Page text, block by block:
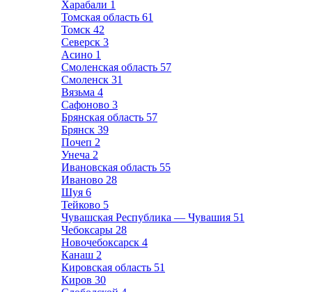
Харабали 1
Томская область 61
Томск 42
Северск 3
Асино 1
Смоленская область 57
Смоленск 31
Вязьма 4
Сафоново 3
Брянская область 57
Брянск 39
Почеп 2
Унеча 2
Ивановская область 55
Иваново 28
Шуя 6
Тейково 5
Чувашская Республика — Чувашия 51
Чебоксары 28
Новочебоксарск 4
Канаш 2
Кировская область 51
Киров 30